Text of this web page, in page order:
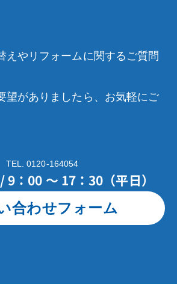
えやリフォームに関するご質問
望がありましたら、お気軽にご
TEL. 0120-164054
：00 ～ 17：30（平日）
合わせフォーム